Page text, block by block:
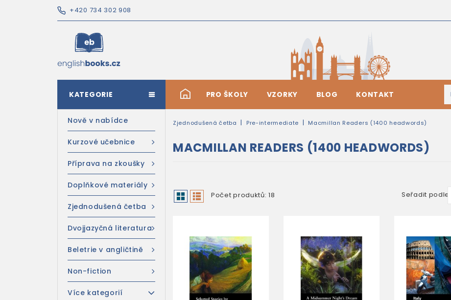
+420 734 302 908
# PRO ŠKOLY VZORKY BLOG KONTAKT
KATEGORIE
Nově v nabídce
Kurzové učebnice
Příprava na zkoušky
Doplňkové materiály
Zjednodušená četba
Dvojjazyčná literatura
Beletrie v angličtině
Non-fiction
Více kategorií
Zjednodušená četba Pre-intermediate Macmillan Readers (1400 headwords)
MACMILLAN READERS (1400 HEADWORDS)
Počet produktů: 18 Seřadit podle: